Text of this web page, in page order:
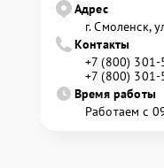
Адрес
г. Смоленск,
Контакты
+7 (800)
+7 (800)
Время работы
Работаем с